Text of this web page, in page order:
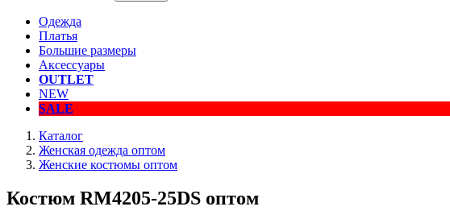
Одежда
Платья
Большие размеры
Аксессуары
OUTLET
NEW
SALE
Каталог
Женская одежда оптом
Женские костюмы оптом
Костюм RM4205-25DS оптом